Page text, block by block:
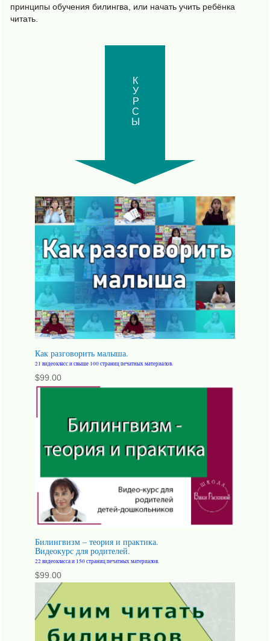
принципы обучения билингва, или начать учить ребёнка
читать.
КУРСЫ
Как разговорить малыша.
21 видеокласс и свыше 100 страниц печатных материалов.
$99.00
Билингвизм – теория и практика.
Видеокурс для родителей.
22 видеокласса и 150 страниц печатных материалов.
$99.00